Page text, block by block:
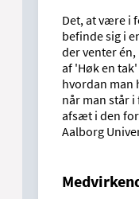
Det, at være i
befinde sig i
der venter
af 'Høk en
hvordan man
når man står
afsæt i den
Aalborg